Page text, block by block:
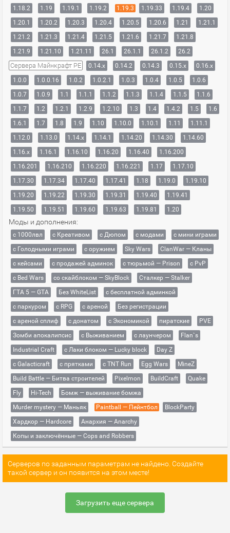
1.18.2
1.19 1.19.1 1.19.2 1.19.3 1.19.33 1.19.4
1.20
1.20.1
1.20.2 1.20.3 1.20.4 1.20.5 1.20.6 1.21
1.21.1
1.21.2
1.21.3 1.21.4 1.21.5 1.21.6 1.21.7
1.21.8
1.21.9
1.21.10 1.21.11 26.1 26.1.1 26.1.2 26.2
Сервера Майнкрафт PE 0.14.x 0.14.2 0.14.3 0.15.x
0.16.x
1.0.0
1.0.0.16 1.0.2 1.0.2.1 1.0.3 1.0.4 1.0.5
1.0.6
1.0.7
1.0.9 1.1 1.1.1 1.1.2 1.1.3 1.1.4 1.1.5
1.1.6
1.1.7
1.2 1.2.1 1.2.9 1.2.10 1.3 1.4 1.4.2 1.5
1.6
1.6.1
1.7 1.8 1.9 1.10 1.10.0 1.10.1 1.11
1.11.1
1.12.0
1.13.0 1.14.x 1.14.1 1.14.20 1.14.30
1.14.60
1.16.x
1.16.1 1.16.10 1.16.20 1.16.40
1.16.200
1.16.201
1.16.210 1.16.220 1.16.221 1.17
1.17.10
1.17.30
1.17.34 1.17.40 1.17.41 1.18 1.19.0
1.19.10
1.19.20
1.19.22 1.19.30 1.19.31 1.19.40
1.19.41
1.19.50
1.19.51 1.19.60 1.19.63 1.19.81 1.20
Моды и дополнения:
с 1000лвл c Креативом с Дюпом с модами
с мини играми
с Голодными играми
с оружием Sky Wars
ClanWar — Кланы
с кейсами
с продажей админок с тюрьмой — Prison
с PvP
с Bed Wars
со скайблоком — SkyBlock
Сталкер — Stalker
ГТА 5 — GTA
Без WhiteList
с бесплатной админкой
с паркуром
с RPG с ареной
Без регистрации
с ареной сплиф
с донатом с Экономикой пиратские
PVE
Зомби апокалипсис
с Выживанием с лаунчером
Flan`s
Industrial Craft
с Лаки блоком — Lucky block
Day Z
с Galacticraft
с прятками с TNT Run Egg Wars
MineZ
Build Battle — Битва строителей
Pixelmon BuildCraft
Quake
Fly
Hi-Tech
Бомж — выживание бомжа
Murder mystery — Маньяк
Paintball — Пейнтбол
BlockParty
Хардкор — Hardcore
Анархия — Anarchy
Копы и заключённые — Cops and Robbers
Серверов по заданным параметрам не найдено. Создайте
такой сервер и он появится на этом месте!
Загрузить еще сервера